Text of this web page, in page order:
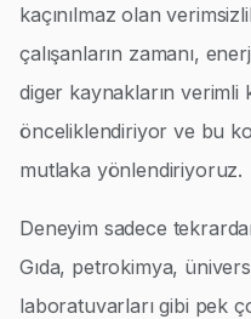
kaçınılmaz olan
çalışanların zamanı,
diger kaynakların verimli
önceliklendiriyor ve bu
mutlaka yönlendiriyoruz.
Deneyim sadece
Gıda, petrokimya,
laboratuvarları gibi pek